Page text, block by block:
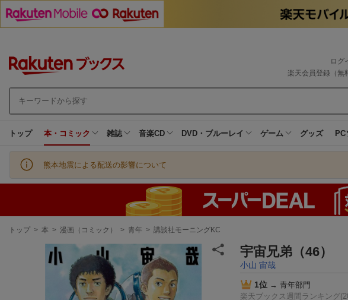
ログ
楽天会員登録（無
トップ 本・コミック 雑誌 音楽CD DVD・ブルーレイ ゲーム グッズ PC
熊本地震による配送の影響について
現
トップ > 本 > 漫画（コミック） > 青年 > 講談社モーニングKC
宇宙兄弟（46）
小山 宙哉
1位 → 青年部門
楽天ブックス週間ランキング